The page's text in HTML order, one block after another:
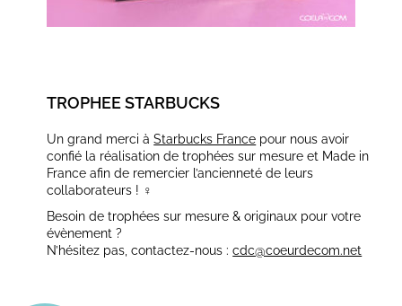
TROPHEE STARBUCKS
Un grand merci àStarbucks France pour nous avoir
confié la réalisation de trophées sur mesure et Made in
France afin de remercier l’ancienneté de leurs
collaborateurs ! ‍♀️
Besoin de trophées sur mesure & originaux pour votre
évènement ?
N’hésitez pas, contactez-nous :cdc@coeurdecom.net